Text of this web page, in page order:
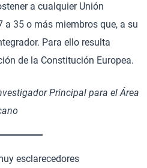
a cualquier Unión
a 35 o más miembros que, a su
Para ello resulta
de la Constitución Europea.
Principal para el Área
esclarecedores